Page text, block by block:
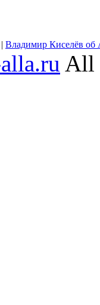
| Владимир Киселёв об
All